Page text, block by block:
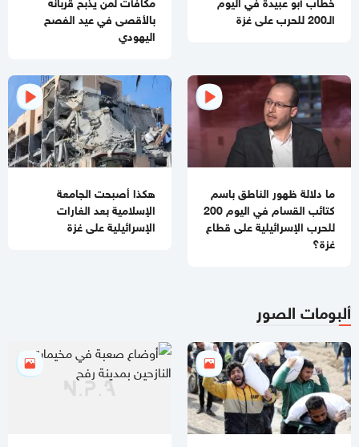
بفحص حسام أبو صفية
وملادينوف
03:48 مساءاً
الفشل ينتظر "مجلس السلام العالمي"
02:39 مساءاً
بانفجار منزل جنوبي لبنان
11:54 صباحا
منع إدخال المستلزمات الطبية يفاقم انهيار القطاع الصحي في غزة
باسم نعيم: حماس لا تزال في انتظار رد رسمي من ملادينوف حول
خارطة الطريق
الـ200 للحرب على غزة
بالأقصى في عيد الفصح
اليهودي
ما دلالة ظهور الناطق باسم
كتائب القسام في اليوم 200
للحرب الإسرائيلية على قطاع
غزة؟
هكذا أصبحت الجامعة
الإسلامية بعد الغارات
الإسرائيلية على غزة
ألبومات الصور